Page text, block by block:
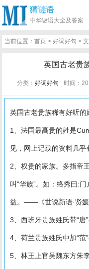
猜谜语
中华谜语大全及答案
网
猜
网
问
百
好
名
古
当前位置：首页 >好词好句 >
英国古老贵
分类： 好词好句 时间：
英国古老贵族稀有好听的
1、法国最髙贵的姓是
见，网上记载的资料几乎
2、权贵的家族。多指帝
叫“华族”。如：络秀曰:
益。——《世说新语·贤媛
3、西班牙贵族姓氏带“唐
4、荷兰贵族姓氏中加“范
5、林王上官吴魏东方朱